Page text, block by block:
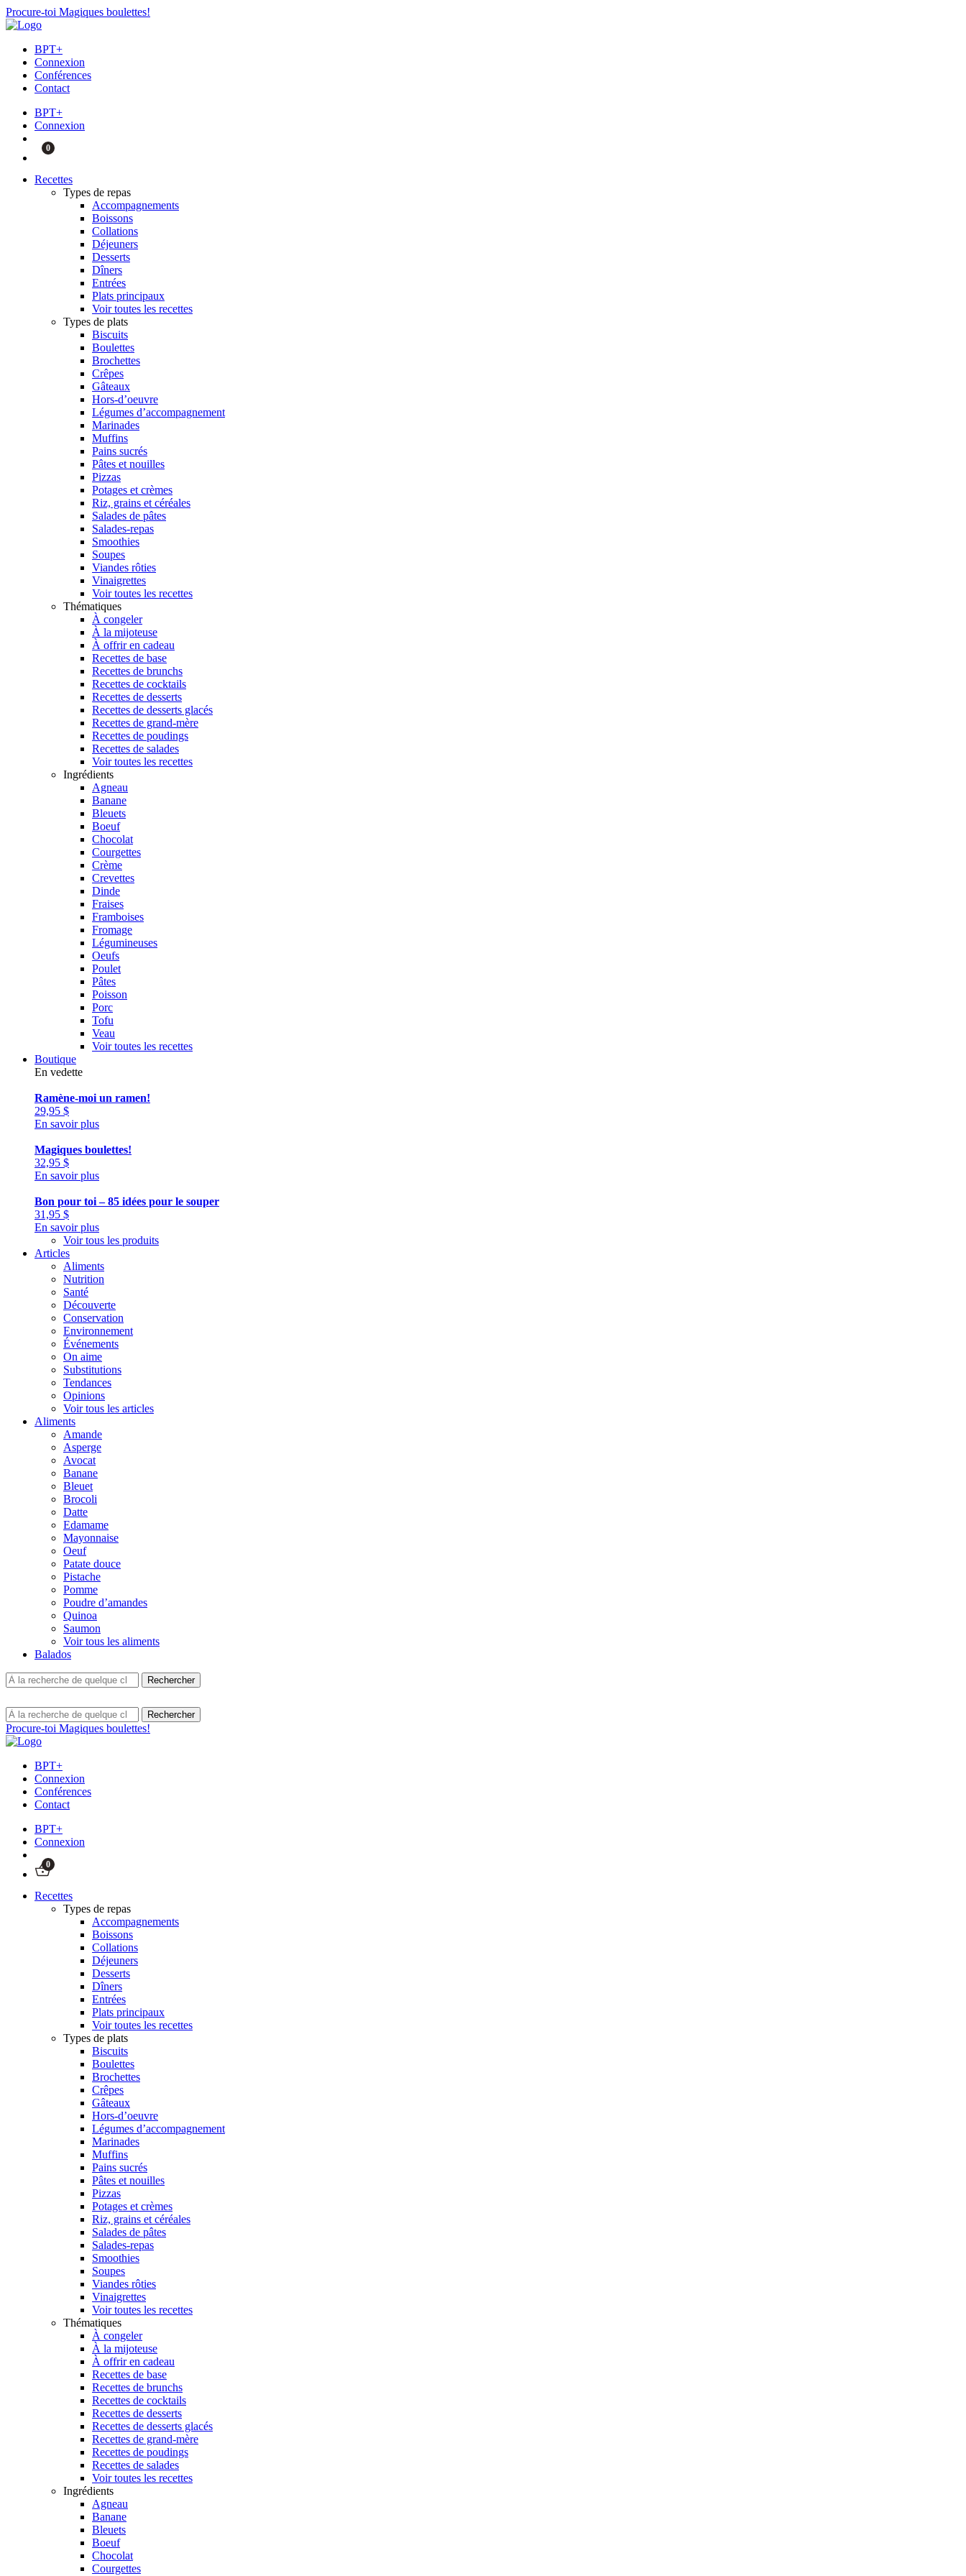
Procure-toi Magiques boulettes!
BPT+
Connexion
Conférences
Contact
BPT+
Connexion
0
Recettes
Types de repas
Accompagnements
Boissons
Collations
Déjeuners
Desserts
Dîners
Entrées
Plats principaux
Voir toutes les recettes
Types de plats
Biscuits
Boulettes
Brochettes
Crêpes
Gâteaux
Hors-d’oeuvre
Légumes d’accompagnement
Marinades
Muffins
Pains sucrés
Pâtes et nouilles
Pizzas
Potages et crèmes
Riz, grains et céréales
Salades de pâtes
Salades-repas
Smoothies
Soupes
Viandes rôties
Vinaigrettes
Voir toutes les recettes
Thématiques
À congeler
À la mijoteuse
À offrir en cadeau
Recettes de base
Recettes de brunchs
Recettes de cocktails
Recettes de desserts
Recettes de desserts glacés
Recettes de grand-mère
Recettes de poudings
Recettes de salades
Voir toutes les recettes
Ingrédients
Agneau
Banane
Bleuets
Boeuf
Chocolat
Courgettes
Crème
Crevettes
Dinde
Fraises
Framboises
Fromage
Légumineuses
Oeufs
Poulet
Pâtes
Poisson
Porc
Tofu
Veau
Voir toutes les recettes
Boutique
En vedette
Ramène-moi un ramen!
29,95 $
En savoir plus
Magiques boulettes!
32,95 $
En savoir plus
Bon pour toi – 85 idées pour le souper
31,95 $
En savoir plus
Voir tous les produits
Articles
Aliments
Nutrition
Santé
Découverte
Conservation
Environnement
Événements
On aime
Substitutions
Tendances
Opinions
Voir tous les articles
Aliments
Amande
Asperge
Avocat
Banane
Bleuet
Brocoli
Datte
Edamame
Mayonnaise
Oeuf
Patate douce
Pistache
Pomme
Poudre d’amandes
Quinoa
Saumon
Voir tous les aliments
Balados
Procure-toi Magiques boulettes!
BPT+
Connexion
Conférences
Contact
BPT+
Connexion
0
Recettes
Types de repas
Accompagnements
Boissons
Collations
Déjeuners
Desserts
Dîners
Entrées
Plats principaux
Voir toutes les recettes
Types de plats
Biscuits
Boulettes
Brochettes
Crêpes
Gâteaux
Hors-d’oeuvre
Légumes d’accompagnement
Marinades
Muffins
Pains sucrés
Pâtes et nouilles
Pizzas
Potages et crèmes
Riz, grains et céréales
Salades de pâtes
Salades-repas
Smoothies
Soupes
Viandes rôties
Vinaigrettes
Voir toutes les recettes
Thématiques
À congeler
À la mijoteuse
À offrir en cadeau
Recettes de base
Recettes de brunchs
Recettes de cocktails
Recettes de desserts
Recettes de desserts glacés
Recettes de grand-mère
Recettes de poudings
Recettes de salades
Voir toutes les recettes
Ingrédients
Agneau
Banane
Bleuets
Boeuf
Chocolat
Courgettes